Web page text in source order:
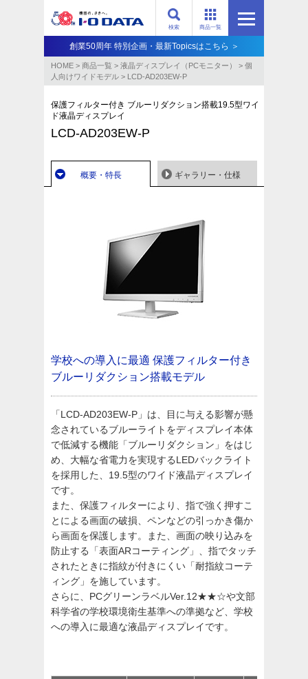
商品一覧
検索
創業50周年 特別企画・最新Topicsはこちら ＞
HOME > 商品一覧 > 液晶ディスプレイ（PCモニター） > 個
人向けワイドモデル > LCD-AD203EW-P
保護フィルター付き ブルーリダクション搭載19.5型ワイ
ド液晶ディスプレイ
LCD-AD203EW-P
概要・特長 ギャラリー・仕様
学校への導入に最適 保護フィルター付き
ブルーリダクション搭載モデル
「LCD-AD203EW-P」は、目に与える影響が懸
念されているブルーライトをディスプレイ本体
で低減する機能「ブルーリダクション」をはじ
め、大幅な省電力を実現するLEDバックライト
を採用した、19.5型のワイド液晶ディスプレイ
です。
また、保護フィルターにより、指で強く押すこ
とによる画面の破損、ペンなどの引っかき傷か
ら画面を保護します。また、画面の映り込みを
防止する「表面ARコーティング」、指でタッチ
されたときに指紋が付きにくい「耐指紋コーテ
ィング」を施しています。
さらに、PCグリーンラベルVer.12★★☆や文部
科学省の学校環境衛生基準への準拠など、学校
への導入に最適な液晶ディスプレイです。